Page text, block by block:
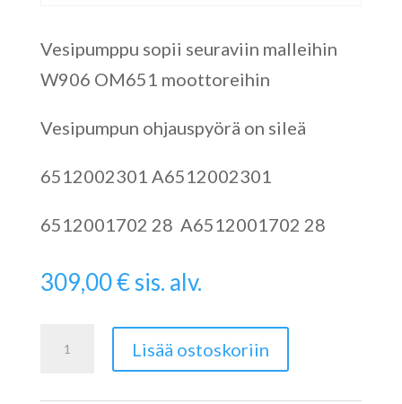
Vesipumppu sopii seuraviin malleihin
W906 OM651 moottoreihin
Vesipumpun ohjauspyörä on sileä
6512002301 A6512002301
6512001702 28 A6512001702 28
309,00€sis. alv.
Lisää ostoskoriin